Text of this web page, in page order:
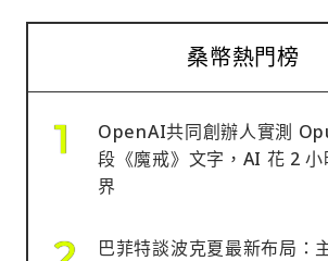
桑幣熱門榜
OpenAI共同創辦人實測
段《魔戒》文字，AI 花 2
界
巴菲特談波克夏最新布局：